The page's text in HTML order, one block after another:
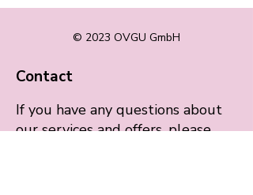
© 2023 OVGU GmbH
Contact
If you have any questions about
our services and offers, please